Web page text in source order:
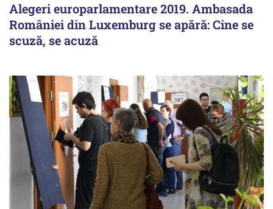
Alegeri europarlamentare 2019. Ambasada
României din Luxemburg se apără: Cine se
scuză, se acuză